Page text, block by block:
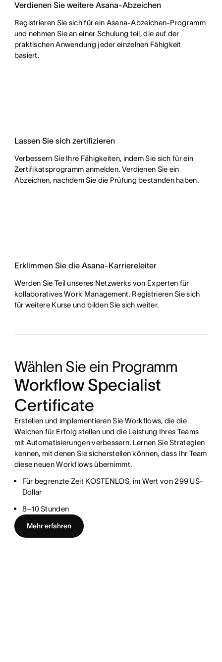
Verdienen Sie weitere Asana-Abzeichen
Registrieren Sie sich für ein Asana-Abzeichen-Programm
und nehmen Sie an einer Schulung teil, die auf der
praktischen Anwendung jeder einzelnen Fähigkeit
basiert.
Lassen Sie sich zertifizieren
Verbessern Sie Ihre Fähigkeiten, indem Sie sich für ein
Zertifikatsprogramm anmelden. Verdienen Sie ein
Abzeichen, nachdem Sie die Prüfung bestanden haben.
Erklimmen Sie die Asana-Karriereleiter
Werden Sie Teil unseres Netzwerks von Experten für
kollaboratives Work Management. Registrieren Sie sich
für weitere Kurse und bilden Sie sich weiter.
Wählen Sie ein Programm
Workflow Specialist
Certificate
Erstellen und implementieren Sie Workflows, die die
Weichen für Erfolg stellen und die Leistung Ihres Teams
mit Automatisierungen verbessern. Lernen Sie Strategien
kennen, mit denen Sie sicherstellen können, dass Ihr Team
diese neuen Workflows übernimmt.
Für begrenzte Zeit KOSTENLOS, im Wert von 299 US-
Dollar
8–10 Stunden
Mehr erfahren